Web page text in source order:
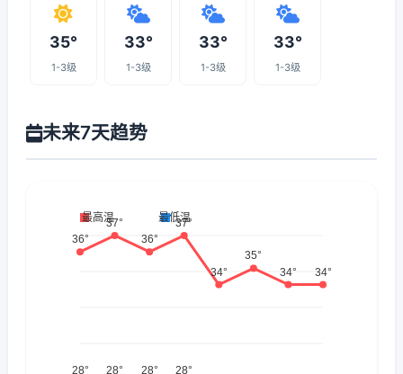
35°
1-3级
33°
1-3级
33°
1-3级
33°
1-3级
未来7天趋势